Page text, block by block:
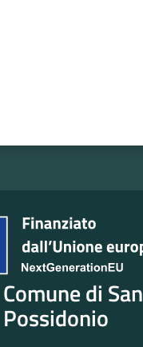
Comune di San
Possidonio